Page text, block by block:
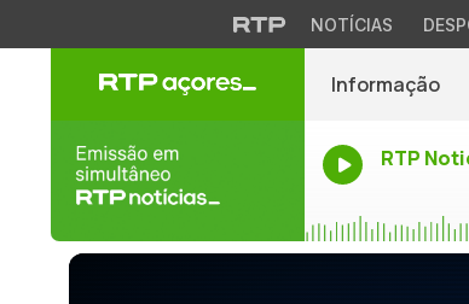
NOTÍCIAS
Informação
RTP